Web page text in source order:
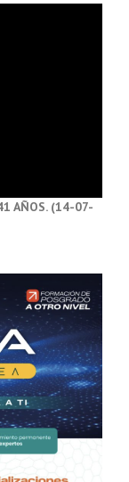
AÑOS. (14-07-